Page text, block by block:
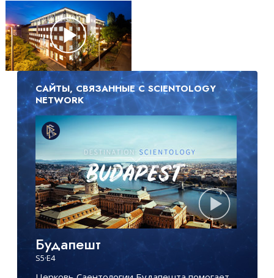
САЙТЫ, СВЯЗАННЫЕ С SCIENTOLOGY
NETWORK
Будапешт
S5·E4